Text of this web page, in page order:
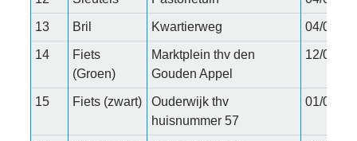
13 Bril Kwartierweg 04/07/
14
Fiets
(Groen)
Marktplein thv den
Gouden Appel
12/07/
15 Fiets (zwart)
Ouderwijk thv
huisnummer 57
01/08/